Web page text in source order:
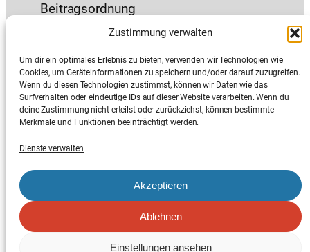
Zustimmung verwalten
Um dir ein optimales Erlebnis zu bieten, verwenden wir Technologien wie
Cookies, um Geräteinformationen zu speichern und/oder darauf zuzugreifen.
Wenn du diesen Technologien zustimmst, können wir Daten wie das
Surfverhalten oder eindeutige IDs auf dieser Website verarbeiten. Wenn du
deine Zustimmung nicht erteilst oder zurückziehst, können bestimmte
Merkmale und Funktionen beeinträchtigt werden.
Dienste verwalten
Akzeptieren
Ablehnen
Einstellungen ansehen
Beitragsordnung
Jobs
Interner Bereich
E-MailInstagram
Suchen